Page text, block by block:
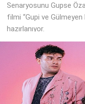
Senaryosunu Gupse
filmi “Gupi ve Gülmeyen
hazırlanıyor.